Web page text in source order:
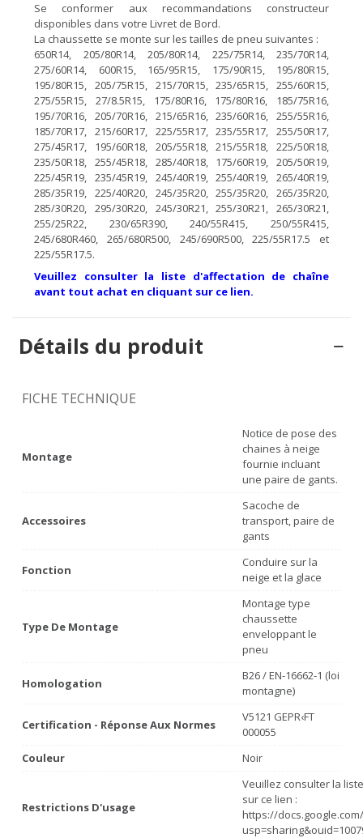
Se conformer aux recommandations constructeur
disponibles dans votre Livret de Bord.
La chaussette se monte sur les tailles de pneu suivantes :
650R14, 205/80R14, 205/80R14, 225/75R14, 235/70R14,
275/60R14, 600R15, 165/95R15, 175/90R15, 195/80R15,
195/80R15, 205/75R15, 215/70R15, 235/65R15, 255/60R15,
275/55R15, 27/8.5R15, 175/80R16, 175/80R16, 185/75R16,
195/70R16, 205/70R16, 215/65R16, 235/60R16, 255/55R16,
185/70R17, 215/60R17, 225/55R17, 235/55R17, 255/50R17,
275/45R17, 195/60R18, 205/55R18, 215/55R18, 225/50R18,
235/50R18, 255/45R18, 285/40R18, 175/60R19, 205/50R19,
225/45R19, 235/45R19, 245/40R19, 255/40R19, 265/40R19,
285/35R19, 225/40R20, 245/35R20, 255/35R20, 265/35R20,
285/30R20, 295/30R20, 245/30R21, 255/30R21, 265/30R21,
255/25R22, 230/65R390, 240/55R415, 250/55R415,
245/680R460, 265/680R500, 245/690R500, 225/55R17.5 et
225/55R17.5.
Veuillez consulter la liste d'affectation de chaîne
avant tout achat en cliquant sur ce lien.
Détails du produit
FICHE TECHNIQUE
Montage
Notice de pose des
chaines à neige
fournie incluant
une paire de gants.
Accessoires
Sacoche de
transport, paire de
gants
Fonction
Conduire sur la
neige et la glace
Type De Montage
Montage type
chaussette
enveloppant le
pneu
Homologation
B26 / EN-16662-1 (loi
montagne)
Certification - Réponse Aux Normes
V5121 GEPR‹FT
000055
Couleur
Noir
Restrictions D'usage
Veuillez consulter la
sur ce lien :
https://